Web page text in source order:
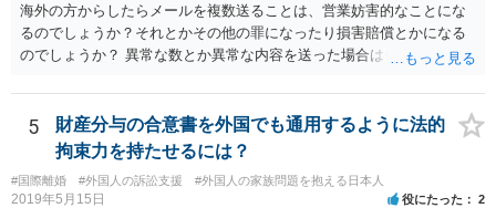
海外の方からしたらメールを複数送ることは、営業妨害的なことにな
るのでしょうか？それとかその他の罪になったり損害賠償とかになる
のでしょうか？ 異常な数とか異常な内容を送った場合はそういうこと
ませんが、日本ではそうです。 しかし、現実には、あまりないかとは
思います。 お礼を送ったなら、もう伝っているでしょうから、今後
は、止めておけばよいでしょう。
5
財産分与の合意書を外国でも通用するように法的
拘束力を持たせるには？
#国際離婚 #外国人の訴訟支援 #外国人の家族問題を抱える日本人
2019年5月15日 役にたった 2